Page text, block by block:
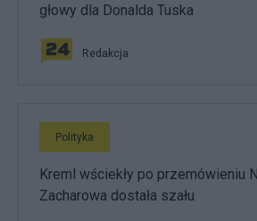
głowy dla Donalda Tuska
Redakcja
Polityka
Kreml wściekły po przemówieniu
Zacharowa dostała szału